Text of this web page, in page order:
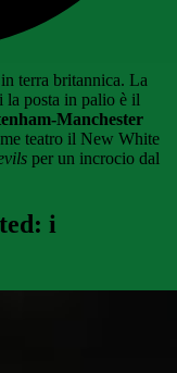
terra britannica. La
la posta in palio è il
Manchester
teatro il New White
per un incrocio dal
i